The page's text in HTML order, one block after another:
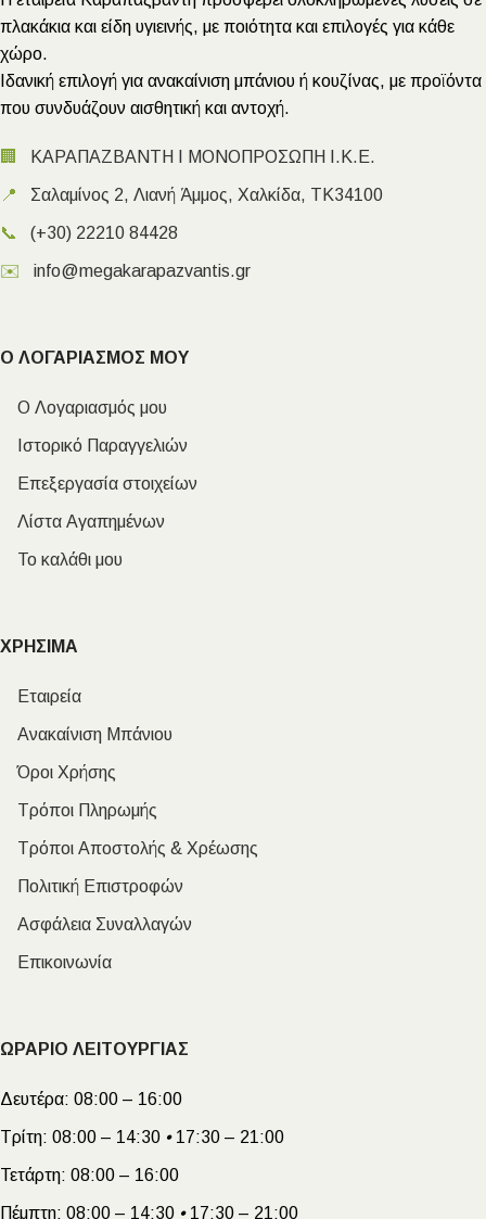
πλακάκια και είδη υγιεινής, με ποιότητα και επιλογές για κάθε
χώρο.
Ιδανική επιλογή για ανακαίνιση μπάνιου ή κουζίνας, με προϊόντα
που συνδυάζουν αισθητική και αντοχή.
🏢 ΚΑΡΑΠΑΖΒΑΝΤΗ Ι ΜΟΝΟΠΡΟΣΩΠΗ Ι.Κ.Ε.
📍 Σαλαμίνος 2, Λιανή Άμμος, Χαλκίδα, ΤΚ34100
📞 (+30) 22210 84428
✉️ info@megakarapazvantis.gr
Ο ΛΟΓΑΡΙΑΣΜΟΣ ΜΟΥ
Ο Λογαριασμός μου
Ιστορικό Παραγγελιών
Επεξεργασία στοιχείων
Λίστα Αγαπημένων
Το καλάθι μου
ΧΡΗΣΙΜΑ
Εταιρεία
Ανακαίνιση Μπάνιου
Όροι Χρήσης
Τρόποι Πληρωμής
Τρόποι Αποστολής & Χρέωσης
Πολιτική Επιστροφών
Ασφάλεια Συναλλαγών
Επικοινωνία
ΩΡΑΡΙΟ ΛΕΙΤΟΥΡΓΙΑΣ
Δευτέρα: 08:00 – 16:00
Τρίτη: 08:00 – 14:30 •17:30 – 21:00
Τετάρτη: 08:00 – 16:00
Πέμπτη: 08:00 – 14:30 •17:30 – 21:00